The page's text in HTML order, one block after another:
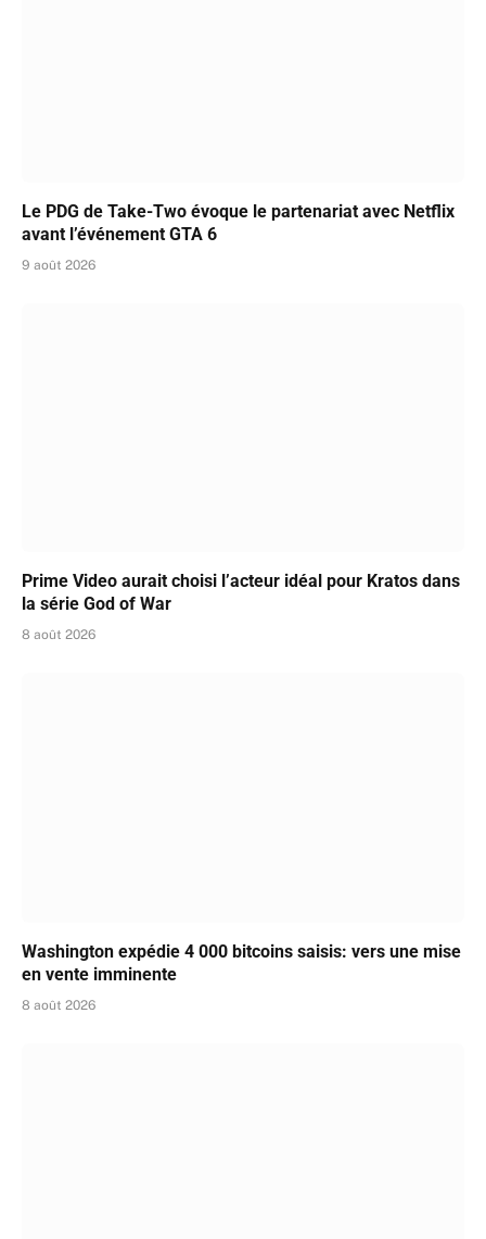
Le PDG de Take-Two évoque le partenariat avec Netflix
avant l’événement GTA 6
9 août 2026
Prime Video aurait choisi l’acteur idéal pour Kratos dans
la série God of War
8 août 2026
Washington expédie 4 000 bitcoins saisis: vers une mise
en vente imminente
8 août 2026